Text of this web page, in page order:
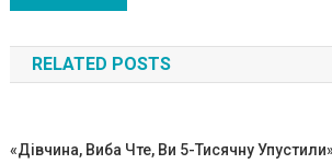
по
записям
RELATED POSTS
«Дівчина, Виба Чте, Ви 5-Тисячну